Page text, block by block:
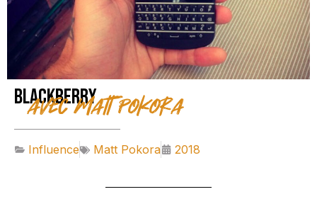
Blackberry
avec Matt Pokora
Influence Matt Pokora 2018